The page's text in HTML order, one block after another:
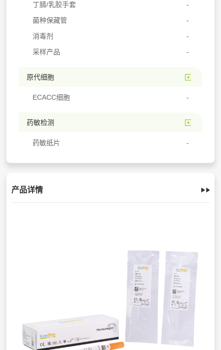
丁腈/乳胶手套
菌种保藏管
消毒剂
采样产品
原代细胞
ECACC细胞
药敏检测
药敏纸片
产品详情